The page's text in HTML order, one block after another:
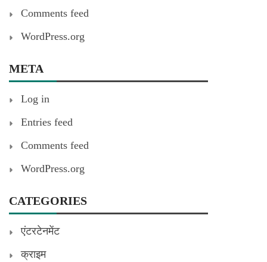
Comments feed
WordPress.org
META
Log in
Entries feed
Comments feed
WordPress.org
CATEGORIES
एंटरटेनमेंट
क्राइम